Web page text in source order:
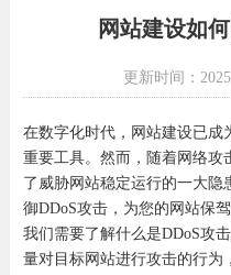
网站建设如
更新时间：
在数字化时代，网站建设已成
重要工具。然而，随着网络攻
了威胁网站稳定运行的一大隐
御DDoS攻击，为您的网站保驾
我们需要了解什么是DDoS攻
量对目标网站进行攻击的行为